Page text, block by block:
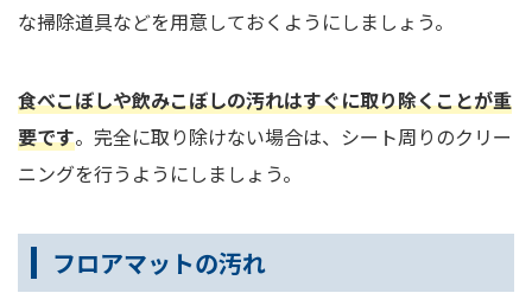
な掃除道具などを用意しておくようにしましょう。
食べこぼしや飲みこぼしの汚れはすぐに取り除くことが重
要です。完全に取り除けない場合は、シート周りのクリー
ニングを行うようにしましょう。
フロアマットの汚れ